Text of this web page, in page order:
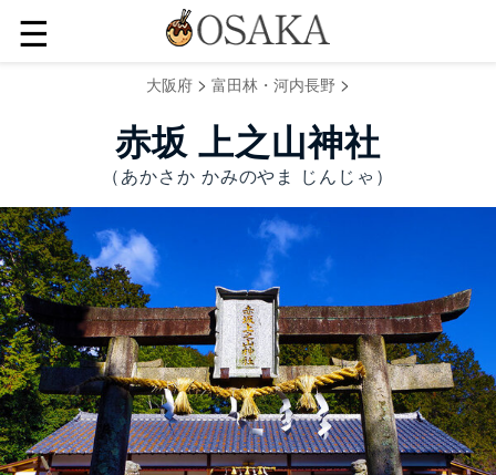
☰
大阪府 > 富田林・河内長野 >
赤坂 上之山神社
（あかさか かみのやま じんじゃ）